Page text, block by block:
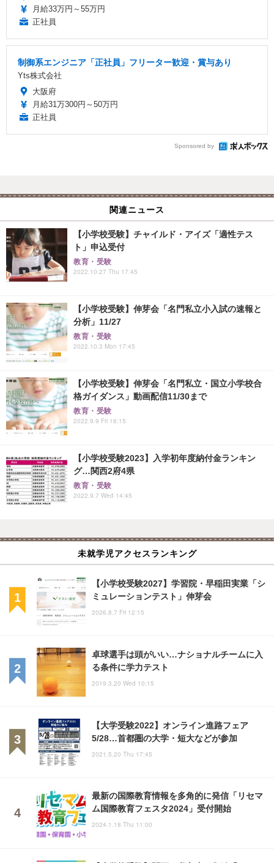
月給33万円～55万円
正社員
制御系エンジニア「正社員」フリーター歓迎・賞与あり
Yts株式会社
大阪府
月給31万300円～50万円
正社員
Sponsored by
関連ニュース
【小学校受験】チャイルド・アイズ「適性テス
ト」申込受付
教育・受験
2022.10.27 Thu 17:45
【小学校受験】伸芽会「名門私立小入試の速報と
分析」11/27
教育・受験
2022.10.3 Mon 17:45
【小学校受験】伸芽会「名門私立・国立小学校合
格ガイダンス」動画配信11/30まで
教育・受験
2022.9.9 Fri 16:15
【小学校受験2023】入学初年度納付金ランキン
グ…関西2府4県
教育・受験
2022.9.7 Wed 14:45
未就学児アクセスランキング
【小学校受験2027】学習院・早稲田実業「シ
ミュレーションテスト」伸芽会
2026.8.7 Fri 12:15
卓球選手は頭がいい…ナショナルチームに入
る条件に学力テスト
2019.3.20 Wed 10:15
【大学受験2022】オンライン進路フェア
5/28…首都圏の大学・短大などが参加
2021.5.20 Thu 17:45
最新の国際教育情報を多角的に発信「リセマ
ム国際教育フェスタ2024」受付開始
2024.1.18 Thu 11:00